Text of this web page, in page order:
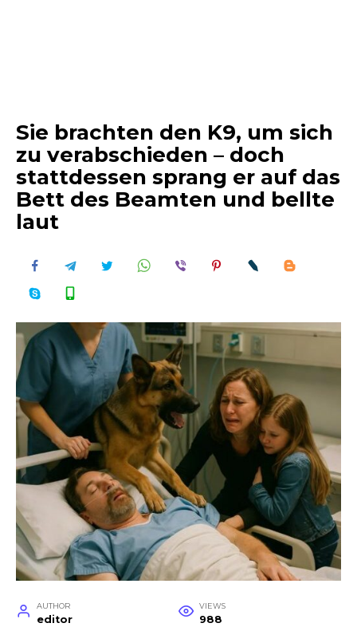
Sie brachten den K9, um sich
zu verabschieden – doch
stattdessen sprang er auf das
Bett des Beamten und bellte
laut
AUTHOR
editor
VIEWS
988